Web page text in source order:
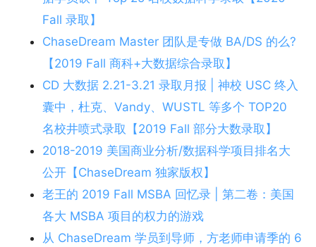
Fall 录取】
ChaseDream Master 团队是专做 BA/DS 的么?
【2019 Fall 商科+大数据综合录取】
CD 大数据 2.21-3.21 录取月报 | 神校 USC 终入
囊中，杜克、Vandy、WUSTL 等多个 TOP20
名校井喷式录取【2019 Fall 部分大数录取】
2018-2019 美国商业分析/数据科学项目排名大
公开【ChaseDream 独家版权】
老王的 2019 Fall MSBA 回忆录 | 第二卷：美国
各大 MSBA 项目的权力的游戏
从 ChaseDream 学员到导师，方老师申请季的 6